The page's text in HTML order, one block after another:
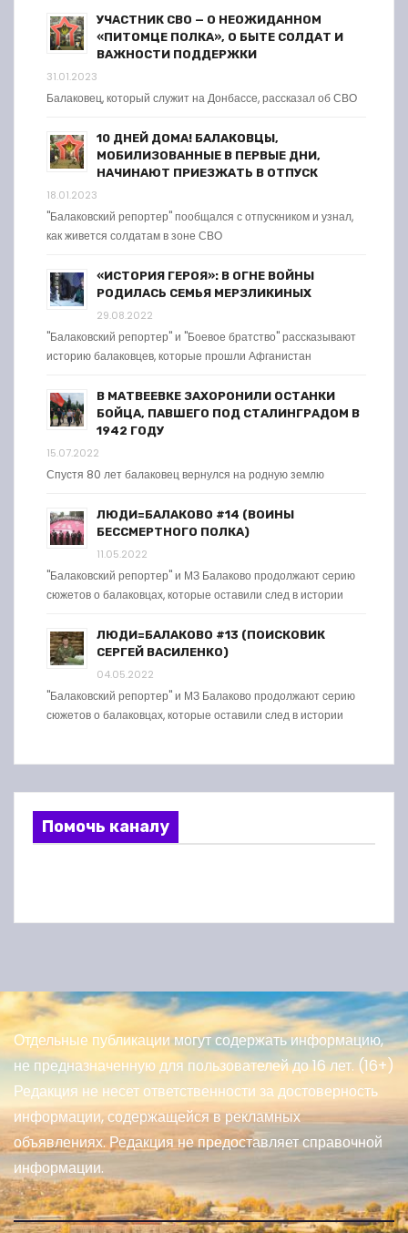
УЧАСТНИК СВО — О НЕОЖИДАННОМ
«ПИТОМЦЕ ПОЛКА», О БЫТЕ СОЛДАТ И
ВАЖНОСТИ ПОДДЕРЖКИ
31.01.2023
Балаковец, который служит на Донбассе, рассказал об СВО
10 ДНЕЙ ДОМА! БАЛАКОВЦЫ,
МОБИЛИЗОВАННЫЕ В ПЕРВЫЕ ДНИ,
НАЧИНАЮТ ПРИЕЗЖАТЬ В ОТПУСК
18.01.2023
"Балаковский репортер" пообщался с отпускником и узнал,
как живется солдатам в зоне СВО
«ИСТОРИЯ ГЕРОЯ»: В ОГНЕ ВОЙНЫ
РОДИЛАСЬ СЕМЬЯ МЕРЗЛИКИНЫХ
29.08.2022
"Балаковский репортер" и "Боевое братство" рассказывают
историю балаковцев, которые прошли Афганистан
В МАТВЕЕВКЕ ЗАХОРОНИЛИ ОСТАНКИ
БОЙЦА, ПАВШЕГО ПОД СТАЛИНГРАДОМ В
1942 ГОДУ
15.07.2022
Спустя 80 лет балаковец вернулся на родную землю
ЛЮДИ=БАЛАКОВО #14 (ВОИНЫ
БЕССМЕРТНОГО ПОЛКА)
11.05.2022
"Балаковский репортер" и МЗ Балаково продолжают серию
сюжетов о балаковцах, которые оставили след в истории
ЛЮДИ=БАЛАКОВО #13 (ПОИСКОВИК
СЕРГЕЙ ВАСИЛЕНКО)
04.05.2022
"Балаковский репортер" и МЗ Балаково продолжают серию
сюжетов о балаковцах, которые оставили след в истории
Помочь каналу
Отдельные публикации могут содержать информацию,
не предназначенную для пользователей до 16 лет. (16+)
Редакция не несет ответственности за достоверность
информации, содержащейся в рекламных
объявлениях. Редакция не предоставляет справочной
информации.